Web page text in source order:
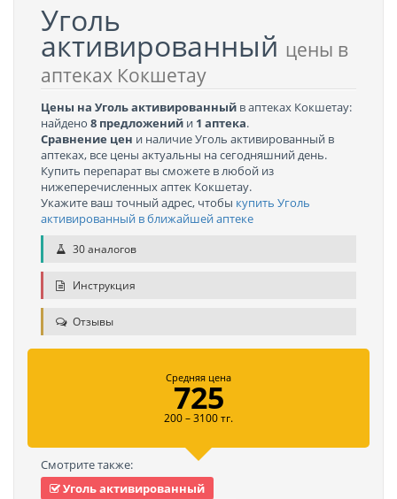
Уголь
активированный цены в
аптеках Кокшетау
Цены на Уголь активированный в аптеках Кокшетау:
найдено 8 предложений и 1 аптека.
Сравнение цен и наличие Уголь активированный в
аптеках, все цены актуальны на сегодняшний день.
Купить перепарат вы сможете в любой из
нижеперечисленных аптек Кокшетау.
Укажите ваш точный адрес, чтобы купить Уголь
активированный в ближайшей аптеке
30 аналогов
Инструкция
Отзывы
Средняя цена
725
200 – 3100 тг.
Смотрите также:
Уголь активированный